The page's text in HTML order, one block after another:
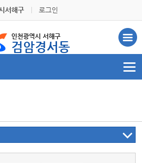
서해구 로그인
인천광역시 서해구
검암경서동